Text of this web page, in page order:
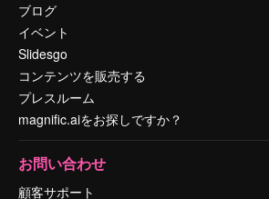
ブログ
イベント
Slidesgo
コンテンツを販売する
プレスルーム
magnific.aiをお探しですか？
お問い合わせ
顧客サポート